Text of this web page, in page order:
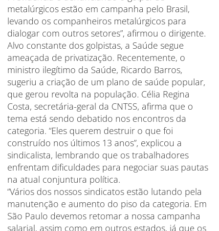
metalúrgicos estão em campanha pelo Brasil,
levando os companheiros metalúrgicos para
dialogar com outros setores”, afirmou o dirigente.
Alvo constante dos golpistas, a Saúde segue
ameaçada de privatização. Recentemente, o
ministro ilegítimo da Saúde, Ricardo Barros,
sugeriu a criação de um plano de saúde popular,
que gerou revolta na população. Célia Regina
Costa, secretária-geral da CNTSS, afirma que o
tema está sendo debatido nos encontros da
categoria. “Eles querem destruir o que foi
construído nos últimos 13 anos”, explicou a
sindicalista, lembrando que os trabalhadores
enfrentam dificuldades para negociar suas pautas
na atual conjuntura política.
“Vários dos nossos sindicatos estão lutando pela
manutenção e aumento do piso da categoria. Em
São Paulo devemos retomar a nossa campanha
salarial, assim como em outros estados, já que os